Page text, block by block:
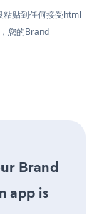
贴到任何接受html
您的Brand
Brand
app is